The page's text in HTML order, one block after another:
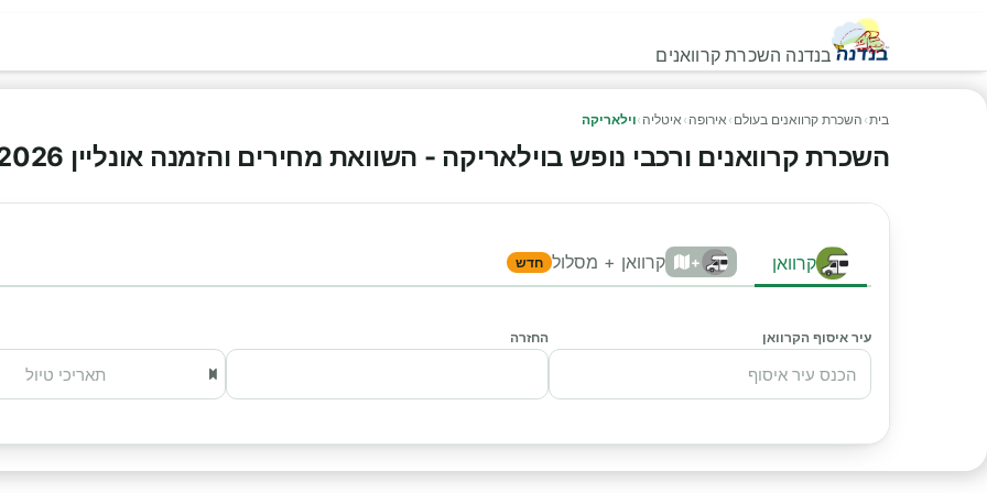
בנדנה השכרת קרוואנים
בית› השכרת קרוואנים בעולם › אירופה › איטליה ›וילאריקה
השכרת קרוואנים ורכבי נופש בוילאריקה - השוואת מחירים והזמנה אונליין 2026
קרוואן + קרוואן + מסלול חדש
עיר איסוף הקרוואן החזרה